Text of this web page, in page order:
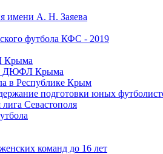
имени А. Н. Заяева
футбола КФС - 2019
Крыма
ДЮФЛ Крыма
в Республике Крым
подготовки юных
Севастополя
команд до 16 лет